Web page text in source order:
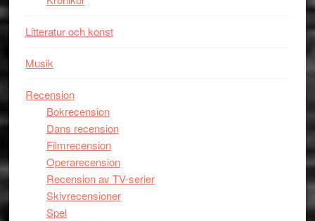
Litteratur och konst
Musik
Recension
Bokrecension
Dans recension
Filmrecension
Operarecension
Recension av TV-serier
Skivrecensioner
Spel